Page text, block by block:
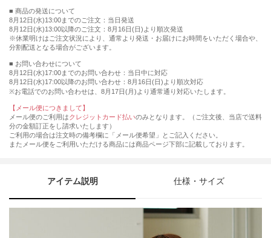
■ 商品の発送について
8月12日(水)13:00までのご注文：当日発送
8月12日(水)13:00以降のご注文：8月16日(日)より順次発送
※休業明けはご注文状況により、通常より発送・お届けにお時間をいただく場合や、
分割配送となる場合がございます。
■ お問い合わせについて
8月12日(水)17:00までのお問い合わせ：当日中に対応
8月12日(水)17:00以降のお問い合わせ：8月16日(日)より順次対応
※お電話でのお問い合わせは、8月17日(月)より通常通り対応いたします。
【メール便につきまして】
メール便のご利用はクレジットカード払いのみとなります。（ご注文後、当店で送料
分の金額訂正をし請求いたします）
ご利用の場合は注文時の備考欄に「メール便希望」とご記入ください。
またメール便をご利用いただける商品には商品ページ下部に記載しております。
アイテム説明 仕様・サイズ